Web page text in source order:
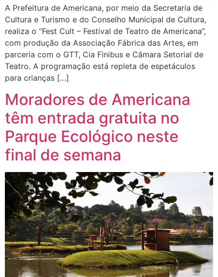
A Prefeitura de Americana, por meio da Secretaria de
Cultura e Turismo e do Conselho Municipal de Cultura,
realiza o “Fest Cult – Festival de Teatro de Americana”,
com produção da Associação Fábrica das Artes, em
parceria com o GTT, Cia Finibus e Câmara Setorial de
Teatro. A programação está repleta de espetáculos
para crianças […]
Moradores de Americana
têm entrada gratuita no
Parque Ecológico neste
final de semana